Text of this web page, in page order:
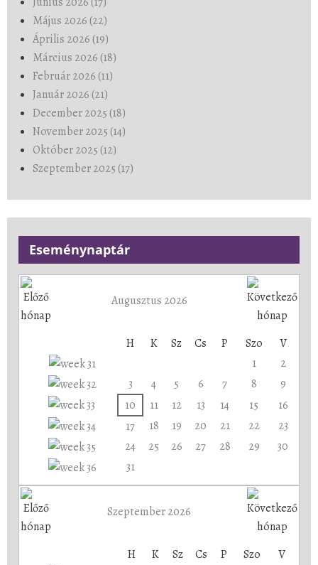
Május 2026 (22)
Április 2026 (19)
Március 2026 (18)
Február 2026 (11)
Január 2026 (21)
December 2025 (18)
November 2025 (14)
Október 2025 (12)
Szeptember 2025 (17)
Eseménynaptár
Augusztus 2026
H K Sz Cs P Szo
V
1
2
3
4 5 6 7 8
9
10
11 12 13 14 15
16
17
18 19 20 21 22
23
24
25 26 27 28 29
30
31
Szeptember 2026
H K Sz Cs P Szo
V